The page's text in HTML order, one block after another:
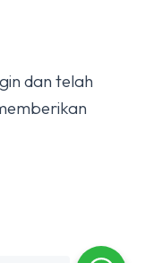
dan telah